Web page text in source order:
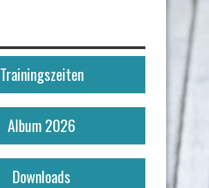
Trainingszeiten
Album 2026
Downloads